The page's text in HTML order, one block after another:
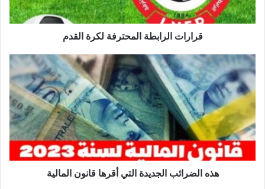
قرارات الرابطة المحترفة لكرة القدم
هذه
الضرائب
الجديدة
التي
أقرها
قانون
المالية
هذه الضرائب الجديدة التي أقرها قانون المالية